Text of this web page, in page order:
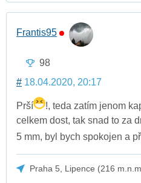
Frantis95
98
# 18.04.2020, 20:17
Prší
!, teda zatím jenom
celkem dost, tak snad to za
5 mm, byl bych spokojen a
Praha 5, Lipence (216